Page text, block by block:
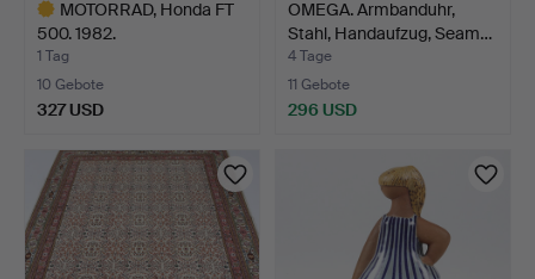
MOTORRAD, Honda FT
500. 1982.
1 Tag
10 Gebote
327 USD
Objekt
OMEGA. Armbanduhr,
Stahl, Handaufzug, Seam…
4 Tage
11 Gebote
296 USD